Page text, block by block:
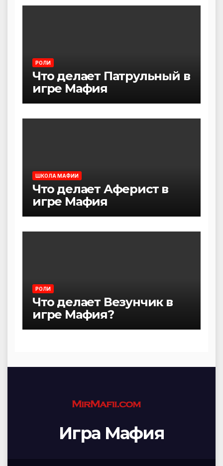
РОЛИ
Что делает Патрульный в
игре Мафия
ШКОЛА МАФИИ
Что делает Аферист в
игре Мафия
РОЛИ
Что делает Везунчик в
игре Мафия?
Игра Мафия